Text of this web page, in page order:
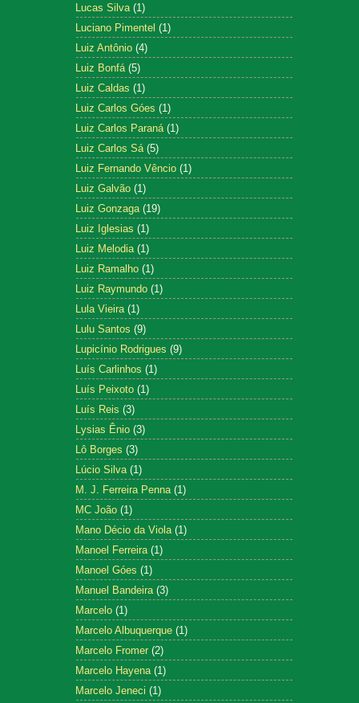
Lucas Silva (1)
Luciano Pimentel (1)
Luiz Antônio (4)
Luiz Bonfá (5)
Luiz Caldas (1)
Luiz Carlos Góes (1)
Luiz Carlos Paraná (1)
Luiz Carlos Sá (5)
Luiz Fernando Vêncio (1)
Luiz Galvão (1)
Luiz Gonzaga (19)
Luiz Iglesias (1)
Luiz Melodia (1)
Luiz Ramalho (1)
Luiz Raymundo (1)
Lula Vieira (1)
Lulu Santos (9)
Lupicínio Rodrigues (9)
Luís Carlinhos (1)
Luís Peixoto (1)
Luís Reis (3)
Lysias Ênio (3)
Lô Borges (3)
Lúcio Silva (1)
M. J. Ferreira Penna (1)
MC João (1)
Mano Décio da Viola (1)
Manoel Ferreira (1)
Manoel Góes (1)
Manuel Bandeira (3)
Marcelo (1)
Marcelo Albuquerque (1)
Marcelo Fromer (2)
Marcelo Hayena (1)
Marcelo Jeneci (1)